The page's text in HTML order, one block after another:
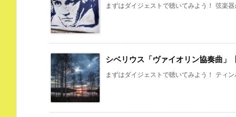
まずはダイジェストで聴いてみよう！ 弦楽
シベリウス「ヴァイオリン協奏曲」
まずはダイジェストで聴いてみよう！ ティ